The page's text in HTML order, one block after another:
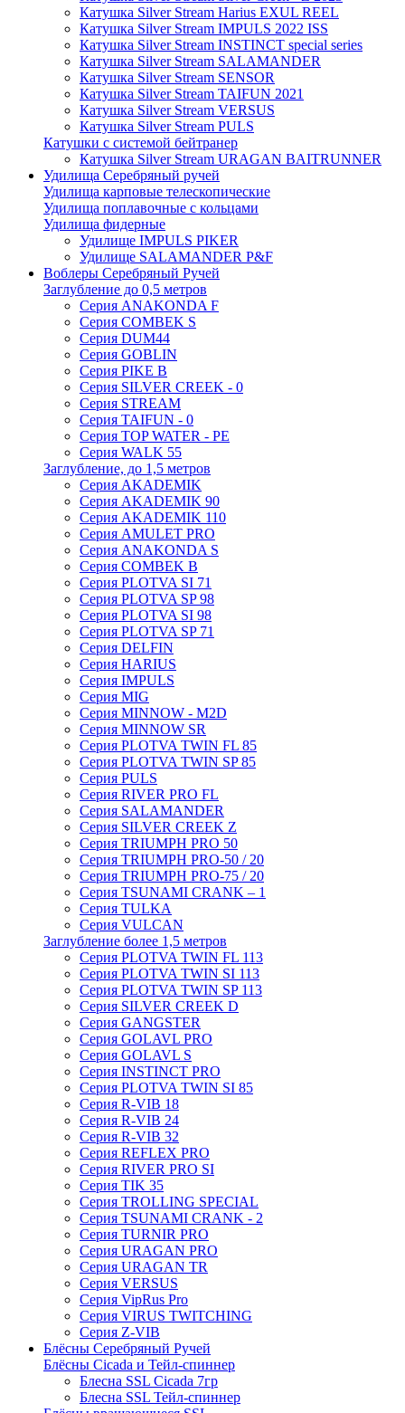
Катушка Silver Stream Harius EXUL REEL
Катушка Silver Stream IMPULS 2022 ISS
Катушка Silver Stream INSTINCT special series
Катушка Silver Stream SALAMANDER
Катушка Silver Stream SENSOR
Катушка Silver Stream TAIFUN 2021
Катушка Silver Stream VERSUS
Катушка Silver Stream PULS
Катушки с системой бейтранер
Катушка Silver Stream URAGAN BAITRUNNER
Удилища Серебряный ручей
Удилища карповые телескопические
Удилища поплавочные с кольцами
Удилища фидерные
Удилище IMPULS PIKER
Удилище SALAMANDER P&F
Воблеры Серебряный Ручей
Заглубление до 0,5 метров
Серия ANAKONDA F
Серия COMBEK S
Серия DUM44
Серия GOBLIN
Серия PIKE B
Серия SILVER CREEK - 0
Серия STREAM
Серия TAIFUN - 0
Серия TOP WATER - PE
Серия WALK 55
Заглубление, до 1,5 метров
Серия AKADEMIK
Серия AKADEMIK 90
Серия AKADEMIK 110
Серия AMULET PRO
Серия ANAKONDA S
Серия COMBEK B
Серия PLOTVA SI 71
Серия PLOTVA SP 98
Серия PLOTVA SI 98
Серия PLOTVA SP 71
Серия DELFIN
Серия HARIUS
Серия IMPULS
Серия MIG
Серия MINNOW - M2D
Серия MINNOW SR
Серия PLOTVA TWIN FL 85
Серия PLOTVA TWIN SP 85
Серия PULS
Серия RIVER PRO FL
Серия SALAMANDER
Серия SILVER CREEK Z
Серия TRIUMPH PRO 50
Серия TRIUMPH PRO-50 / 20
Серия TRIUMPH PRO-75 / 20
Серия TSUNAMI CRANK – 1
Серия TULKA
Серия VULCAN
Заглубление более 1,5 метров
Серия PLOTVA TWIN FL 113
Серия PLOTVA TWIN SI 113
Серия PLOTVA TWIN SP 113
Серия SILVER CREEK D
Серия GANGSTER
Серия GOLAVL PRO
Серия GOLAVL S
Серия INSTINCT PRO
Серия PLOTVA TWIN SI 85
Серия R-VIB 18
Серия R-VIB 24
Серия R-VIB 32
Серия REFLEX PRO
Серия RIVER PRO SI
Серия TIK 35
Серия TROLLING SPECIAL
Серия TSUNAMI CRANK - 2
Серия TURNIR PRO
Серия URAGAN PRO
Серия URAGAN TR
Серия VERSUS
Серия VipRus Pro
Серия VIRUS TWITCHING
Серия Z-VIB
Блёсны Серебряный Ручей
Блёсны Cicada и Тейл-спиннер
Блесна SSL Cicada 7гр
Блесна SSL Тейл-спиннер